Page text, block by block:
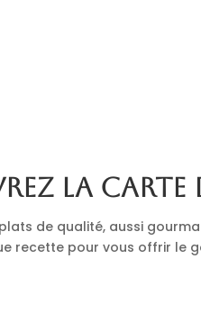
la carte
de qualité, aussi
recette pour vous offrir le